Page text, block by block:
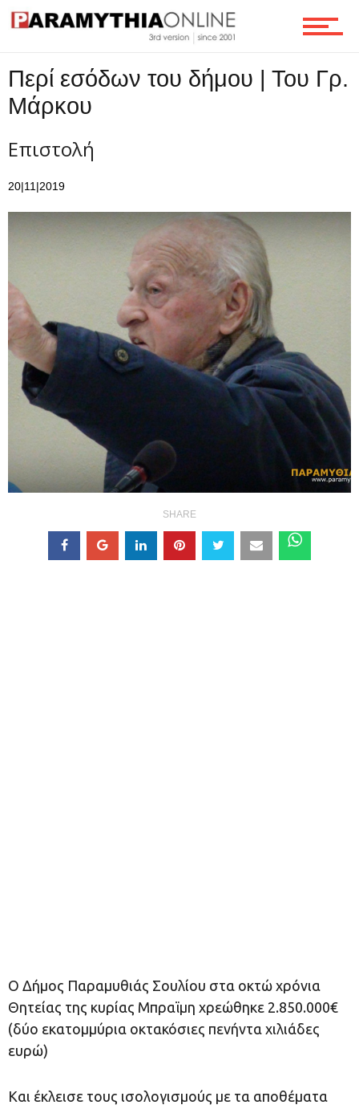
Ροή
Επικοινωνία
Περί εσόδων του δήμου | Του Γρ.
Μάρκου
Επιστολή
20|11|2019
SHARE
Ο Δήμος Παραμυθιάς Σουλίου στα οκτώ χρόνια
Θητείας της κυρίας Μπραϊμη χρεώθηκε 2.850.000€
(δύο εκατομμύρια οκτακόσιες πενήντα χιλιάδες
ευρώ)
Και έκλεισε τους ισολογισμούς με τα αποθέματα